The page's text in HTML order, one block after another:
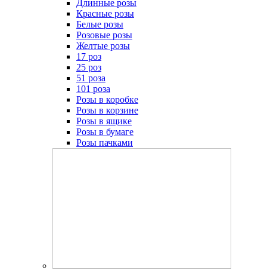
Длинные розы
Красные розы
Белые розы
Розовые розы
Желтые розы
17 роз
25 роз
51 роза
101 роза
Розы в коробке
Розы в корзине
Розы в ящике
Розы в бумаге
Розы пачками